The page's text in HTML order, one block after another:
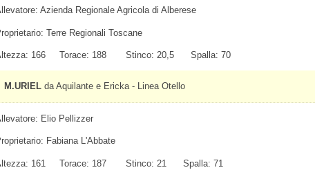
Azienda Regionale Agricola di Alberese
Terre Regionali Toscane
166 Torace: 188 Stinco: 20,5 Spalla: 70
M.URIELda Aquilante e Ericka - Linea Otello
Elio Pellizzer
Fabiana L'Abbate
161 Torace: 187 Stinco: 21 Spalla: 71